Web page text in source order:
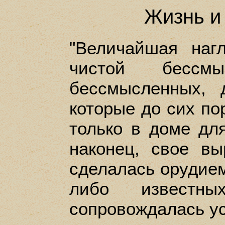
Жизнь и
"Величайшая
чистой
бессмысленных,
которые до сих
только в доме
наконец, свое
сделалась
либо
сопровождалась